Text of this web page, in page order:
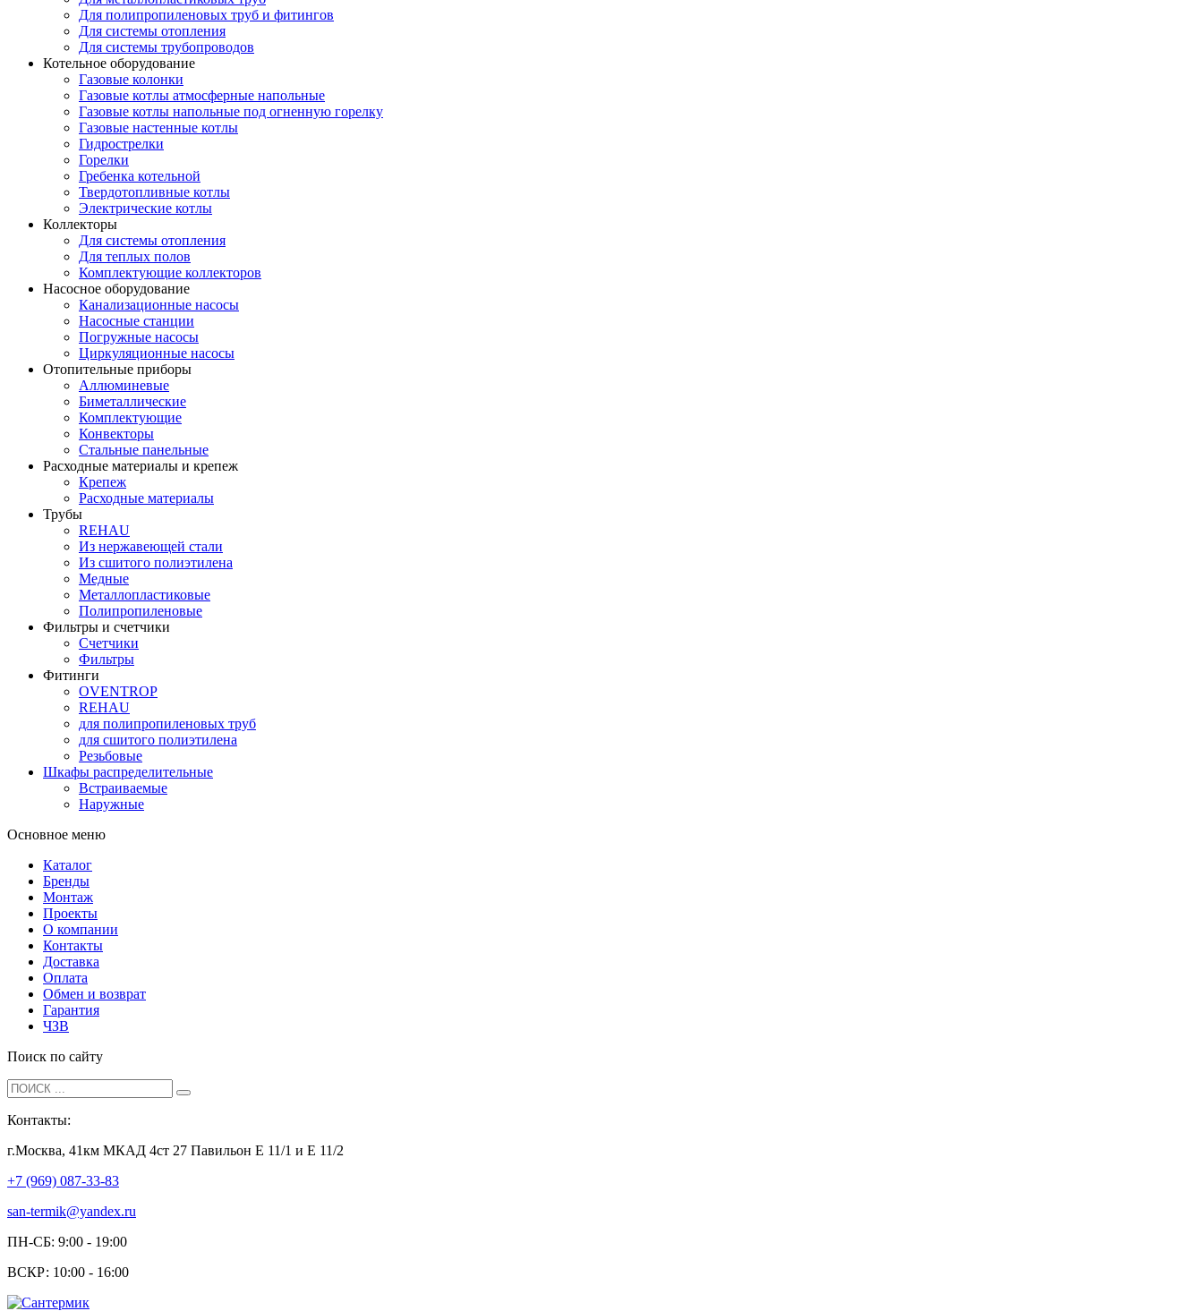
Для полипропиленовых труб и фитингов
Для системы отопления
Для системы трубопроводов
Котельное оборудование
Газовые колонки
Газовые котлы атмосферные напольные
Газовые котлы напольные под огненную горелку
Газовые настенные котлы
Гидрострелки
Горелки
Гребенка котельной
Твердотопливные котлы
Электрические котлы
Коллекторы
Для системы отопления
Для теплых полов
Комплектующие коллекторов
Насосное оборудование
Канализационные насосы
Насосные станции
Погружные насосы
Циркуляционные насосы
Отопительные приборы
Аллюминевые
Биметаллические
Комплектующие
Конвекторы
Стальные панельные
Расходные материалы и крепеж
Крепеж
Расходные материалы
Трубы
REHAU
Из нержавеющей стали
Из сшитого полиэтилена
Медные
Металлопластиковые
Полипропиленовые
Фильтры и счетчики
Счетчики
Фильтры
Фитинги
OVENTROP
REHAU
для полипропиленовых труб
для сшитого полиэтилена
Резьбовые
Шкафы распределительные
Встраиваемые
Наружные
Основное меню
Каталог
Бренды
Монтаж
Проекты
О компании
Контакты
Доставка
Оплата
Обмен и возврат
Гарантия
ЧЗВ
Поиск по сайту
Контакты:
г.Москва, 41км МКАД 4ст 27 Павильон Е 11/1 и Е 11/2
+7 (969) 087-33-83
san-termik@yandex.ru
ПН-СБ: 9:00 - 19:00
ВСКР: 10:00 - 16:00